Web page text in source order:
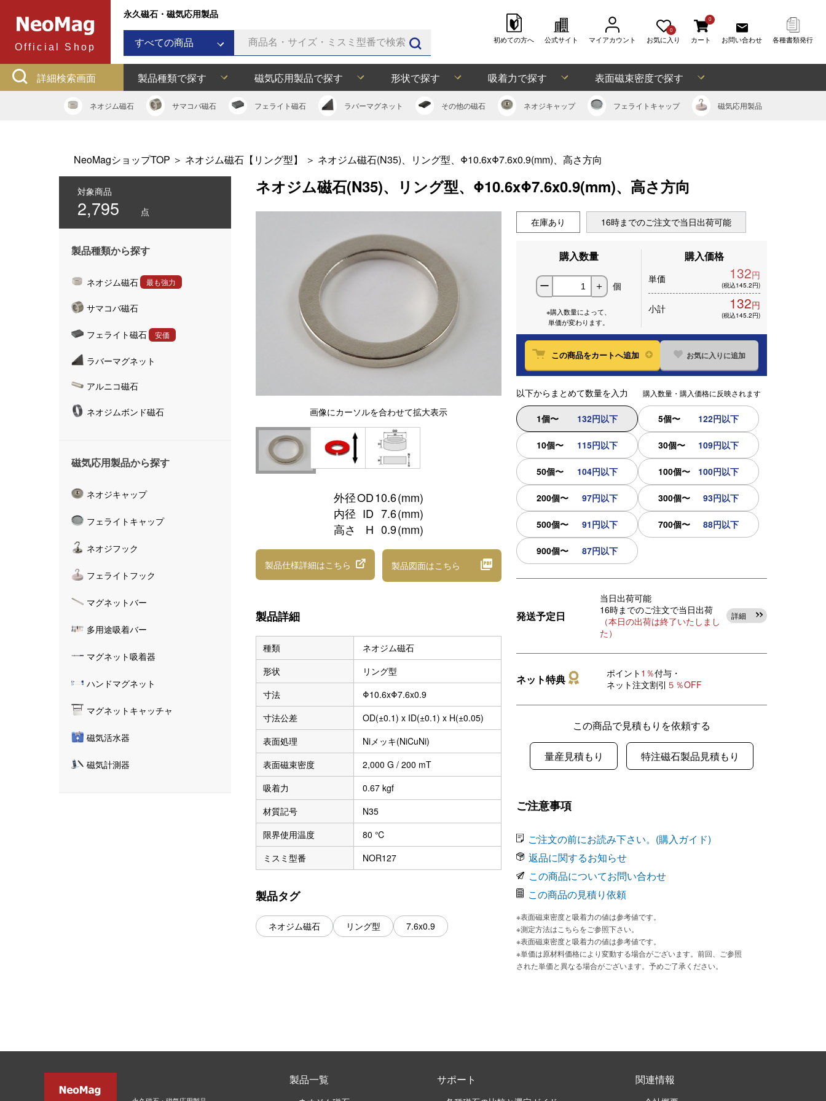
Official Shop
永久磁石・磁気応用製品
すべての商品
サマコバ磁石
フェライト磁石
ネオジムボンド磁石
ネオジフック
多用途吸着バー
マグネット吸着器
ハンドマグネット
マグネットキャッチャ
磁気活水器
磁気計測器
初めての方へ 公式サイト マイアカウント
0
お気に入り
0
カート お問い合わせ 各種書類発行
詳細検索画面 製品種類で探す 磁気応用製品で探す 形状で探す 吸着力で探す 表面磁束密度で探す
ネオジム磁石 サマコバ磁石 フェライト磁石 ラバーマグネット その他の磁石 ネオジキャップ フェライト キャップ 磁気応用製品
NeoMagショップTOP ＞ ネオジム磁石【リング型】 ＞ ネオジム磁石(N35)、リング型、Φ10.6xΦ7.6x0.9(mm)、高さ方向
対象商品
2,795 点
製品種類から探す
ネオジム磁石 最も強力
サマコバ磁石
フェライト磁石 安価
ラバーマグネット
アルニコ磁石
ネオジムボンド磁石
磁気応用製品から探す
ネオジキャップ
フェライトキャップ
ネオジフック
フェライトフック
マグネットバー
多用途吸着バー
マグネット吸着器
ハンドマグネット
マグネットキャッチャ
磁気活水器
磁気計測器
ネオジム磁石(N35)、リング型、Φ10.6xΦ7.6x0.9(mm)、高さ方向
画像にカーソルを合わせて拡大表示
外径OD10.6(mm)
内径 ID 7.6(mm)
高さ
H 0.9(mm)
製品仕様詳細はこちら 製品図面はこちら
製品詳細
種類
ネオジム磁石
形状
リング型
寸法
Φ10.6xΦ7.6x0.9
寸法公差
OD(±0.1) x ID(±0.1) x H(±0.05)
表面処理
Niメッキ(NiCuNi)
表面磁束密度
2,000 G / 200 mT
吸着力
0.67 kgf
材質記号
N35
限界使用温度
80 ℃
ミスミ型番
NOR127
製品タグ
ネオジム磁石 リング型 7.6x0.9
在庫あり 16時までのご注文で当日出荷可能
購入数量
ー ＋ 個
※購入数量によって、
単価が変わります。
購入価格
単価 132円
(税込145.2円)
小計 132円
(税込145.2円)
この商品をカートへ追加 お気に入りに追加
以下からまとめて数量を入力 購入数量・購入価格に反映されます
1個〜 132円以下 5個〜 122円以下
10個〜 115円以下 30個〜 109円以下
50個〜 104円以下 100個〜 100円以下
200個〜 97円以下 300個〜 93円以下
500個〜 91円以下 700個〜 88円以下
900個〜 87円以下
発送予定日
当日出荷可能
16時までのご注文で当日出荷
（本日の出荷は終了いたしまし
た）
詳細
ネット特典 ポイント 1％付与・
ネット注文割引 ５％OFF
この商品で見積もりを依頼する
量産見積もり 特注磁石製品見積もり
ご注意事項
ご注文の前にお読み下さい。(購入ガイド)
返品に関するお知らせ
この商品についてお問い合わせ
この商品の見積り依頼
※表面磁束密度と吸着力の値は参考値です。
※測定方法はこちらをご参照下さい。
※表面磁束密度と吸着力の値は参考値です。
※単価は原材料価格により変動する場合がございます。前回、ご参照
された単価と異なる場合がございます。予めご了承ください。
製品一覧 サポート 関連情報